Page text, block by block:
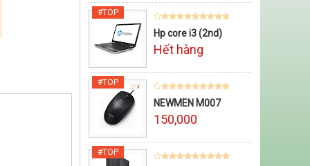
Hp core i3 (2nd)
Hết hàng
NEWMEN M007
150,000